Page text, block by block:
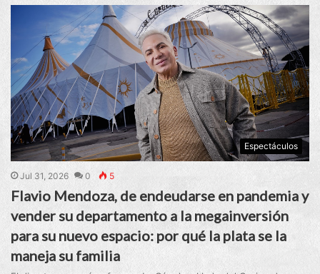
Espectáculos
Jul 31, 2026 0 5
Flavio Mendoza, de endeudarse en pandemia y
vender su departamento a la megainversión
para su nuevo espacio: por qué la plata se la
maneja su familia